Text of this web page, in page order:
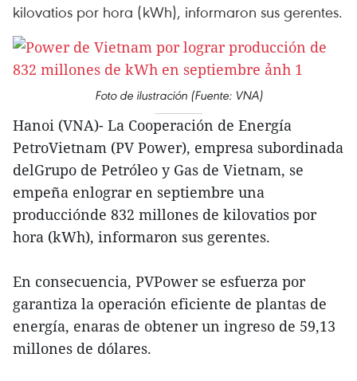
kilovatios por hora (kWh), informaron sus gerentes.
Foto de ilustración (Fuente: VNA)
Hanoi (VNA)- La Cooperación de Energía
PetroVietnam (PV Power), empresa subordinada
delGrupo de Petróleo y Gas de Vietnam, se
empeña enlograr en septiembre una
producciónde 832 millones de kilovatios por
hora (kWh), informaron sus gerentes.
En consecuencia, PVPower se esfuerza por
garantiza la operación eficiente de plantas de
energía, enaras de obtener un ingreso de 59,13
millones de dólares.